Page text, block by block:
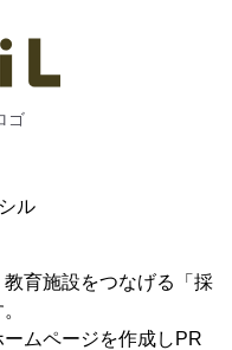
ゴ
ル
育施設をつなげる「採
ムページを作成しPR